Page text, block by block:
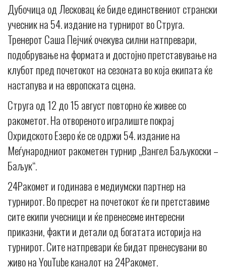
Дубочица од Лесковац ќе биде единствениот странски
учесник на 54. издание на турнирот во Струга.
Тренерот Саша Пејчиќ очекува силни натпревари,
подобрување на формата и достојно претставување на
клубот пред почетокот на сезоната во која екипата ќе
настапува и на европската сцена.
Струга од 12 до 15 август повторно ќе живее со
ракометот. На отвореното игралиште покрај
Охридското Езеро ќе се одржи 54. издание на
Меѓународниот ракометен турнир „Вангел Баљукоски –
Баљук“.
24Ракомет и годинава е медиумски партнер на
турнирот. Во пресрет на почетокот ќе ги претставиме
сите екипи учесници и ќе пренесеме интересни
приказни, факти и детали од богатата историја на
турнирот. Сите натпревари ќе бидат пренесувани во
живо на YouTube каналот на 24Ракомет.